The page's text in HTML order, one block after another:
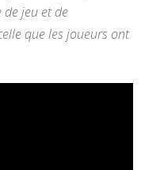
jeu et de
que les joueurs ont